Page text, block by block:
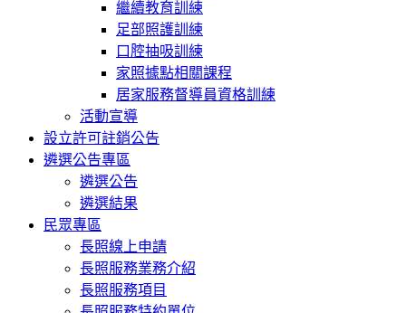
繼續教育訓練
足部照護訓練
口腔抽吸訓練
家照據點相關課程
居家服務督導員資格訓練
活動宣導
設立許可註銷公告
遴選公告專區
遴選公告
遴選結果
民眾專區
長照線上申請
長照服務業務介紹
長照服務項目